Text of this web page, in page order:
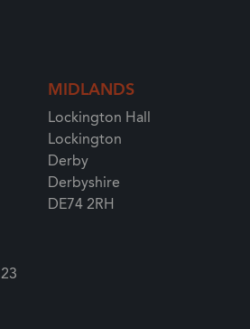
MIDLANDS
Lockington Hall
Lockington
Derby
Derbyshire
DE74 2RH